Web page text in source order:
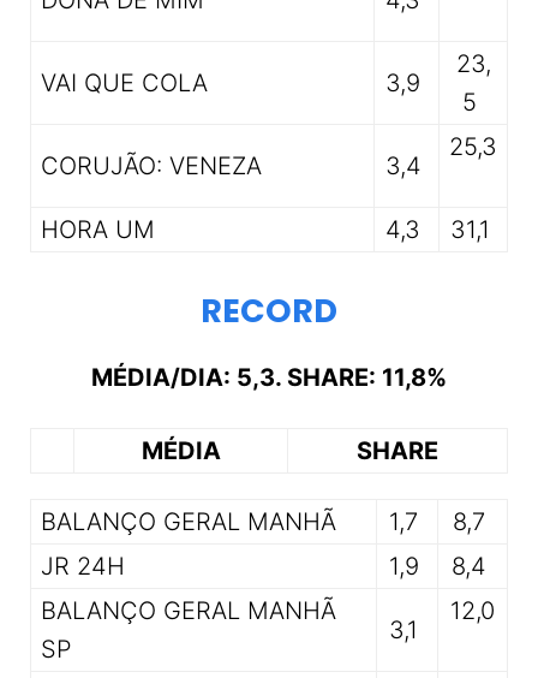
VAI QUE COLA 3,9
23,
5
CORUJÃO: VENEZA 3,4
25,3
HORA UM 4,3 31,1
RECORD
MÉDIA/DIA: 5,3. SHARE: 11,8%
MÉDIA SHARE
BALANÇO GERAL MANHÃ 1,7
8,7
JR 24H
1,9
8,4
BALANÇO GERAL MANHÃ
SP
3,1
12,0